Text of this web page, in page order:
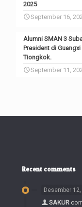
2025
September 16,
Alumni SMAN 3
President di
Tiongkok.
September 11,
Recent comments
Desember
SAKUR